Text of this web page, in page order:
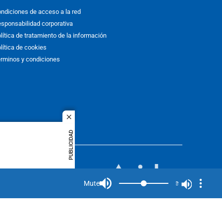
close
PUBLICIDAD
de acceso a la red
corporativa
de tratamiento de la información
de cookies
y condiciones
idioma
Mute Mute